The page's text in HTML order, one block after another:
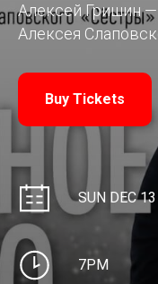
Алексей Гришин
Алексея
Buy Tickets
SUN DEC 13
7PM